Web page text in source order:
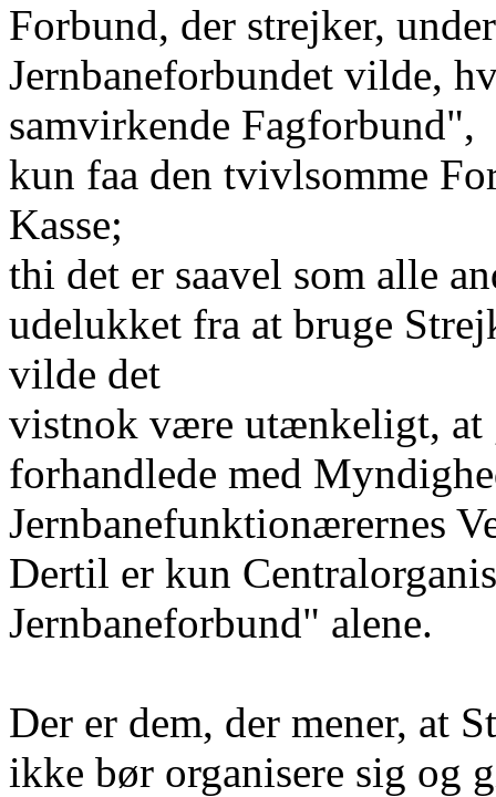
Forbund, der strejker,
Jernbaneforbundet vilde,
samvirkende Fagforbund",
kun faa den tvivlsomme
Kasse;
thi det er saavel som alle
udelukket fra at bruge
vilde det
vistnok være utænkeligt, at
forhandlede med
Jernbanefunktionærernes
Dertil er kun
Jernbaneforbund" alene.
Der er dem, der mener, at
ikke bør organisere sig og